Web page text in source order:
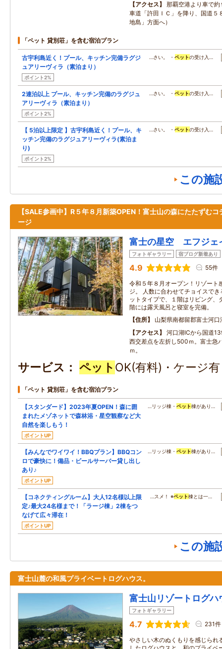
アクセス
那覇空港より車で
車道「許田ＩＣ」を降り、国道５
地島」方面へ）
「ペット 貸別荘」を含む宿泊プラン
古宇利島近く！プール、キッチン完備ラグジ
ュアリーヴィラ（素泊まり）
ポイント2%
…さい。 ・ペットの受け入…
2連泊以上 プール、キッチン完備のラグジュ
アリーヴィラ（素泊まり）
ポイント2%
…さい。 ・ペットの受け入…
【 5泊以上限定 】古宇利島近く！プール、キ
ッチン完備のラグジュアリーヴィラ(素泊ま
り)
ポイント2%
…さい。 ・ペットの受け入…
この施
【SALE参画中】R５年８月新築OPEN！富士山の森にたたずむコ
ージ
富士の星空 エフジェ
フォトギャラリー 宿ブログ新着あり
4.9 55件
令和５年８月オープン！リゾート
ジ。 人数に合わせてチョイスで
ットタイプで、１階はリビング、
階には露天風呂と寝室を完備。
住所
山梨県南都留郡富士河
アクセス
河口湖ICから国道
西交差点を左折し500ｍ。富士急
ｍ。
サービス ペット OK(有料)・ケージ
「ペット 貸別荘」を含む宿泊プラン
【スタンダード】2023年夏OPEN！森に囲
まれたメゾネットで森林浴・星空観察など大
自然を楽しもう！
ポイントUP
…リッジ棟・ ペット棟があり…
【みんなでワイワイ！BBQプラン】BBQコン
ロで豪快に！備品・ビールサーバー貸し出し
あり♪
ポイントUP
…リッジ棟・ ペット棟があり…
【コネクティングルーム】大人12名様以上限
定♪最大24名様まで！「ラージ棟」2棟をつ
なげて広々滞在！
ポイントUP
…スメ！ ※ペット棟とは一…
この施
富士山麓の和風プライベートログハウス。
富士山リゾートログ
フォトギャラリー
4.7 231件
やさしい木のぬくもりを感じられ